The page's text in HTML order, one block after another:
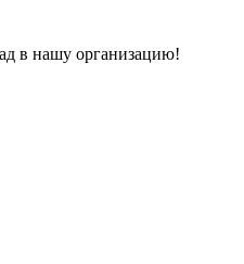
в нашу организацию!